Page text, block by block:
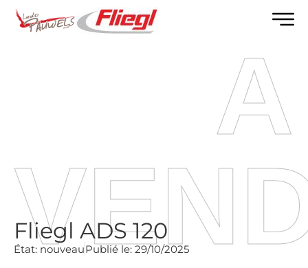
A
Fliegl ADS 120
État: nouveauPublié le:29/10/2025